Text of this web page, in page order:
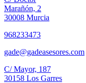
Marañón, 2
30008 Murcia
968233473
gade@gadeasesores.com
C/ Mayor, 187
30158 Los Garres